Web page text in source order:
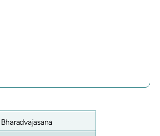
Bharadvajasana